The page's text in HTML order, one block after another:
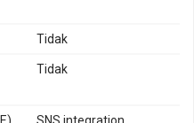
Tidak
Tidak
SNS integration